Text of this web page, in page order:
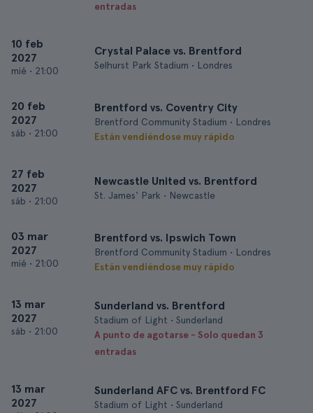
entradas
10 feb
2027
mié • 21:00
Crystal Palace vs. Brentford
Selhurst Park Stadium • Londres
20 feb
2027
sáb • 21:00
Brentford vs. Coventry City
Brentford Community Stadium • Londres
Están vendiéndose muy rápido
27 feb
2027
sáb • 21:00
Newcastle United vs. Brentford
St. James' Park • Newcastle
03 mar
2027
mié • 21:00
Brentford vs. Ipswich Town
Brentford Community Stadium • Londres
Están vendiéndose muy rápido
13 mar
2027
sáb • 21:00
Sunderland vs. Brentford
Stadium of Light • Sunderland
A punto de agotarse - Solo quedan 3
entradas
13 mar
2027
Sunderland AFC vs. Brentford FC
Stadium of Light • Sunderland